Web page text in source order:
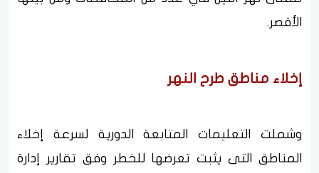
الأقصر.
إخلاء مناطق طرح النهر
وشملت التعليمات المتابعة الدورية لسرعة إخلاء
المناطق التى يثبت تعرضها للخطر وفق تقارير إدارة